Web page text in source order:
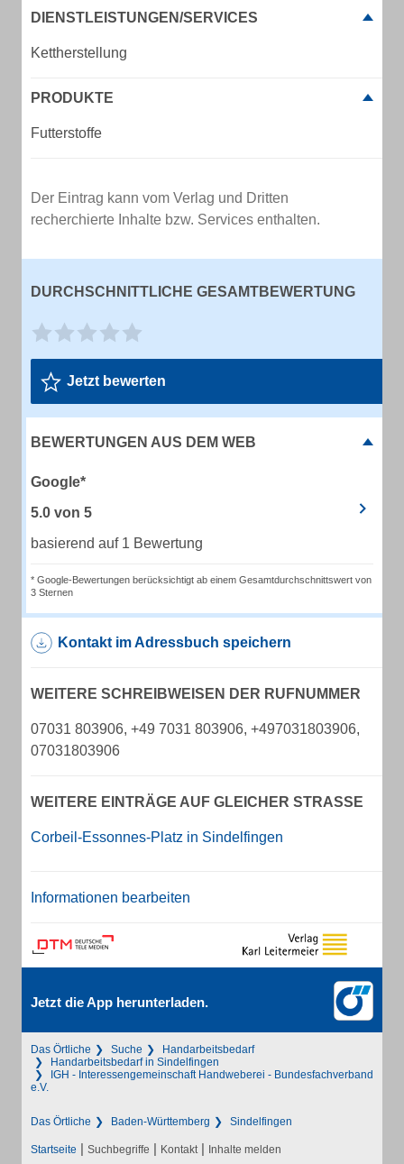
DIENSTLEISTUNGEN/SERVICES
Kettherstellung
PRODUKTE
Futterstoffe
Der Eintrag kann vom Verlag und Dritten
recherchierte Inhalte bzw. Services enthalten.
DURCHSCHNITTLICHE GESAMTBEWERTUNG
Jetzt bewerten
BEWERTUNGEN AUS DEM WEB
Google*
5.0 von 5
basierend auf 1 Bewertung
* Google-Bewertungen berücksichtigt ab einem Gesamtdurchschnittswert von
3 Sternen
Kontakt im Adressbuch speichern
WEITERE SCHREIBWEISEN DER RUFNUMMER
07031 803906, +49 7031 803906, +497031803906,
07031803906
WEITERE EINTRÄGE AUF GLEICHER STRASSE
Corbeil-Essonnes-Platz in Sindelfingen
Informationen bearbeiten
Jetzt die App herunterladen.
Das Örtliche Suche
Handarbeitsbedarf
Handarbeitsbedarf in Sindelfingen
IGH - Interessengemeinschaft Handweberei - Bundesfachverband
e.V.
Das Örtliche Baden-Württemberg Sindelfingen
Startseite | Suchbegriffe | Kontakt | Inhalte melden